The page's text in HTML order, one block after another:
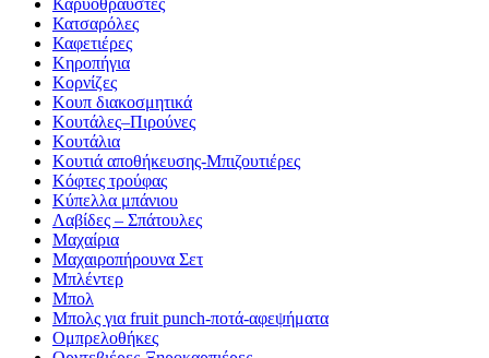
Καρυοθραύστες
Κατσαρόλες
Καφετιέρες
Κηροπήγια
Κορνίζες
Κουπ διακοσμητικά
Κουτάλες–Πιρούνες
Κουτάλια
Κουτιά αποθήκευσης-Μπιζουτιέρες
Κόφτες τρούφας
Κύπελλα μπάνιου
Λαβίδες – Σπάτουλες
Μαχαίρια
Μαχαιροπήρουνα Σετ
Μπλέντερ
Μπολ
Μπολς για fruit punch-ποτά-αφεψήματα
Ομπρελοθήκες